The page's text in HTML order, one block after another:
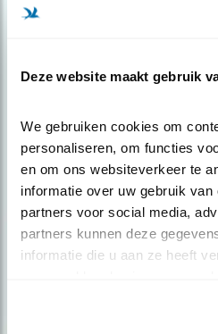
Deze website maakt gebruik
We gebruiken cookies om
personaliseren, om functies
en om ons websiteverkeer te
informatie over uw gebruik
partners voor social media,
partners kunnen deze
informatie die u aan ze heeft
over vogels en activiteiten van